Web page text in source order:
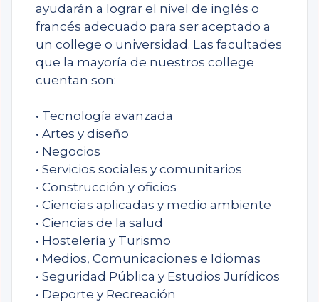
ayudarán a lograr el nivel de inglés o
francés adecuado para ser aceptado a
un college o universidad. Las facultades
que la mayoría de nuestros college
cuentan son:
• Tecnología avanzada
• Artes y diseño
• Negocios
• Servicios sociales y comunitarios
• Construcción y oficios
• Ciencias aplicadas y medio ambiente
• Ciencias de la salud
• Hostelería y Turismo
• Medios, Comunicaciones e Idiomas
• Seguridad Pública y Estudios Jurídicos
• Deporte y Recreación